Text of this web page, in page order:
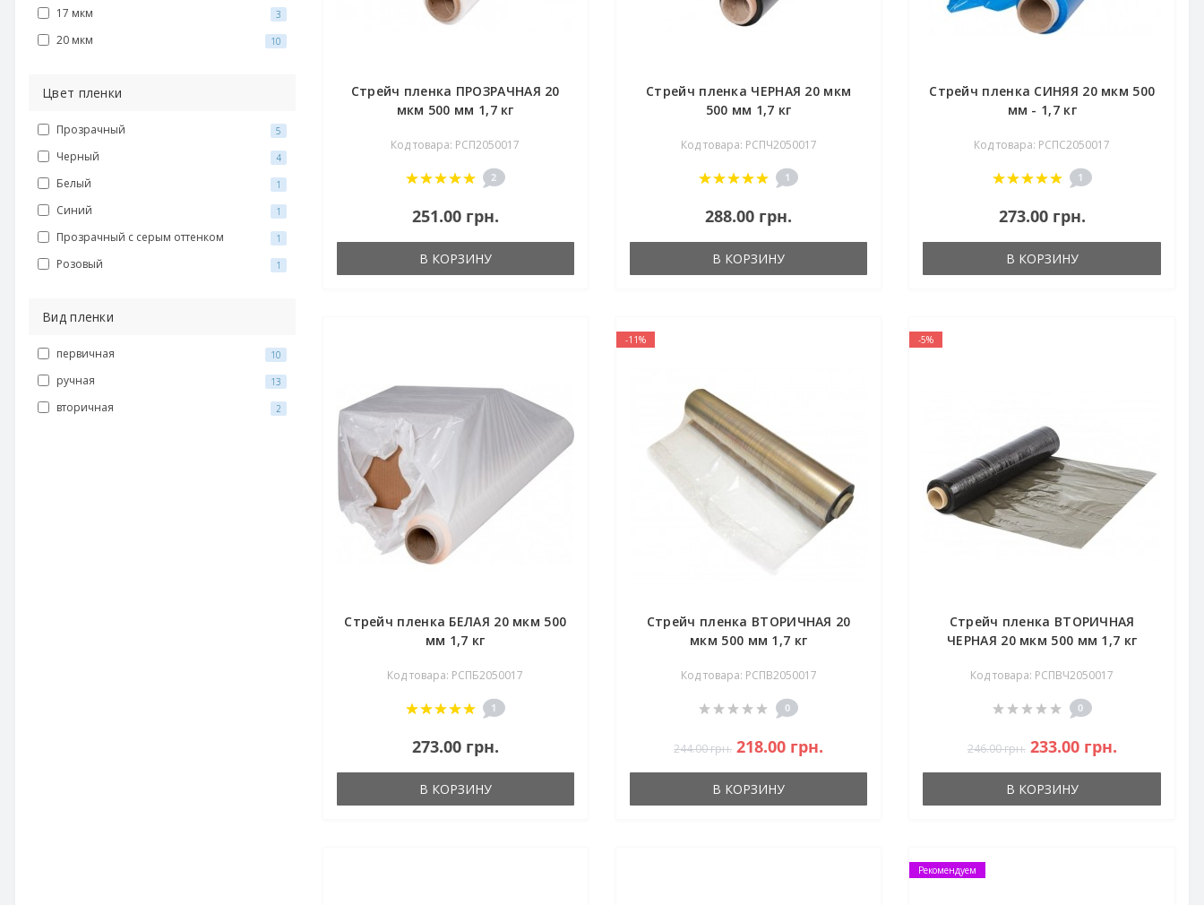
17 мкм 3
20 мкм 10
Цвет пленки
Прозрачный 5
Черный 4
Белый 1
Синий 1
Прозрачный с серым оттенком 1
Розовый 1
Вид пленки
первичная 10
ручная 13
вторичная 2
Стрейч пленка ПРОЗРАЧНАЯ 20
мкм 500 мм 1,7 кг
Код товара: РСП2050017
2
251.00 грн.
В КОРЗИНУ
Стрейч пленка ЧЕРНАЯ 20 мкм
500 мм 1,7 кг
Код товара: РСПЧ2050017
1
288.00 грн.
В КОРЗИНУ
Стрейч пленка СИНЯЯ 20 мкм 500
мм - 1,7 кг
Код товара: РСПС2050017
1
273.00 грн.
В КОРЗИНУ
Стрейч пленка БЕЛАЯ 20 мкм 500
мм 1,7 кг
Код товара: РСПБ2050017
1
273.00 грн.
В КОРЗИНУ
-11%
Стрейч пленка ВТОРИЧНАЯ 20
мкм 500 мм 1,7 кг
Код товара: РСПВ2050017
0
244.00 грн. 218.00 грн.
В КОРЗИНУ
-5%
Стрейч пленка ВТОРИЧНАЯ
ЧЕРНАЯ 20 мкм 500 мм 1,7 кг
Код товара: РСПВЧ2050017
0
246.00 грн. 233.00 грн.
В КОРЗИНУ
Рекомендуем